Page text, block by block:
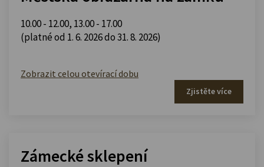
10.00 - 12.00, 13.00 - 17.00
(platné od 1. 6. 2026 do 31. 8. 2026)
Zobrazit celou otevírací dobu
Zjistěte více
Zámecké sklepení